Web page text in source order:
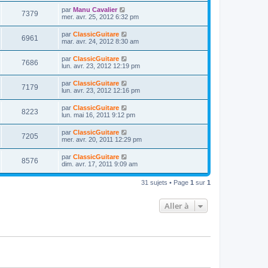
e
s
a
g
e
r
m
e
s
s
a
g
e
u
i
e
r
m
e
s
s
a
g
e
7379
u
D
e
i
e
r
m
e
s
s
a
g
e
par Manu Cavalier
mer. avr. 25, 2012 6:32 pm
6961
u
D
e
i
e
r
m
e
s
s
a
g
e
par ClassicGuitare
mar. avr. 24, 2012 8:30 am
7686
u
D
e
i
e
r
m
e
s
s
a
g
e
par ClassicGuitare
lun. avr. 23, 2012 12:19 pm
7179
u
D
e
i
e
r
m
e
s
s
a
g
e
par ClassicGuitare
lun. avr. 23, 2012 12:16 pm
8223
u
D
e
i
e
r
m
e
s
s
par ClassicGuitare
lun. mai 16, 2011 9:12 pm
7205
u
D
e
i
e
r
par ClassicGuitare
mer. avr. 20, 2011 12:29 pm
8576
u
D
e
n
a
par ClassicGuitare
dim. avr. 17, 2011 9:09 am
31 sujets • Page 1 sur 1
Aller à